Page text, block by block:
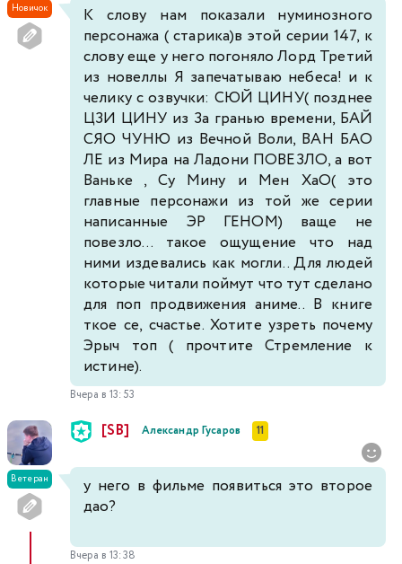
Новичок
К слову нам показали нуминозного
персонажа ( старика)в этой серии 147, к
слову еще у него погоняло Лорд Третий
из новеллы Я запечатываю небеса! и к
челику с озвучки: СЮЙ ЦИНУ( позднее
ЦЗИ ЦИНУ из За гранью времени, БАЙ
СЯО ЧУНЮ из Вечной Воли, ВАН БАО
ЛЕ из Мира на Ладони ПОВЕЗЛО, а вот
Ваньке , Су Мину и Мен ХаО( это
главные персонажи из той же серии
написанные ЭР ГЕНОМ) ваще не
повезло... такое ощущение что над
ними издевались как могли.. Для людей
которые читали поймут что тут сделано
для поп продвижения аниме.. В книге
ткое се, счастье. Хотите узреть почему
Эрыч топ ( прочтите Стремление к
истине).
Вчера в 13:53
Ветеран
[SB] Александр Гусаров 11
у него в фильме появиться это второе
дао?
Вчера в 13:38